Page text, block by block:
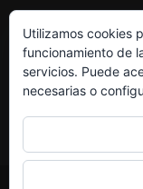
Utilizamos cookies
funcionamiento de
servicios. Puede
necesarias o